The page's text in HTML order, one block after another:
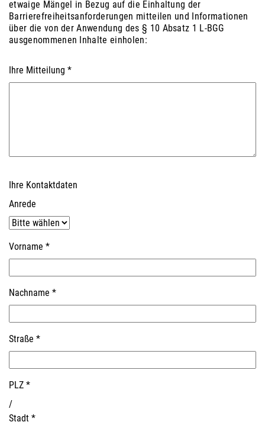
etwaige Mängel in Bezug auf die Einhaltung der
Barrierefreiheitsanforderungen mitteilen und Informationen
über die von der Anwendung des § 10 Absatz 1 L-BGG
ausgenommenen Inhalte einholen:
Ihre Mitteilung *
Ihre Kontaktdaten
Anrede
Vorname *
Nachname *
Straße *
PLZ *
/
Stadt *